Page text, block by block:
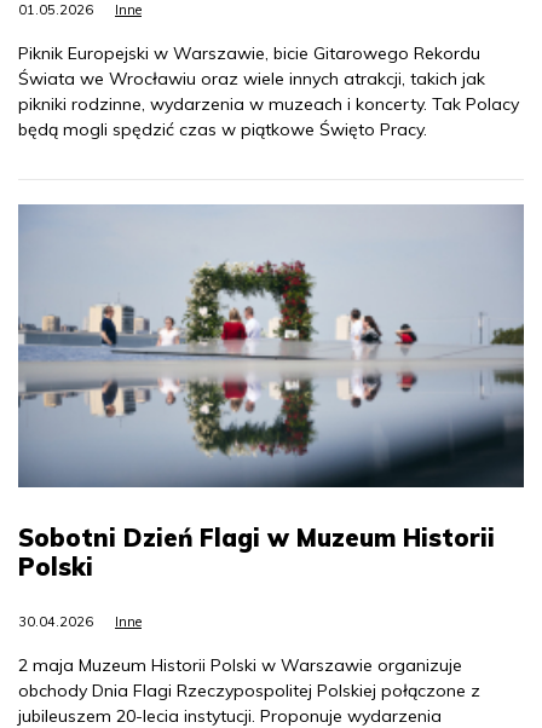
01.05.2026 Inne
Piknik Europejski w Warszawie, bicie Gitarowego Rekordu
Świata we Wrocławiu oraz wiele innych atrakcji, takich jak
pikniki rodzinne, wydarzenia w muzeach i koncerty. Tak Polacy
będą mogli spędzić czas w piątkowe Święto Pracy.
Sobotni Dzień Flagi w Muzeum Historii
Polski
30.04.2026 Inne
2 maja Muzeum Historii Polski w Warszawie organizuje
obchody Dnia Flagi Rzeczypospolitej Polskiej połączone z
jubileuszem 20-lecia instytucji. Proponuje wydarzenia